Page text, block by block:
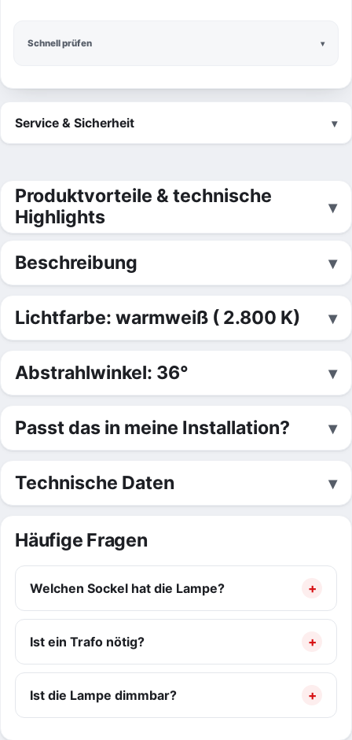
Schnell prüfen
Service & Sicherheit
Produktvorteile & technische
Highlights
Beschreibung
Lichtfarbe: warmweiß ( 2.800 K)
Abstrahlwinkel: 36°
Passt das in meine Installation?
Technische Daten
Häufige Fragen
Welchen Sockel hat die Lampe?
Ist ein Trafo nötig?
Ist die Lampe dimmbar?